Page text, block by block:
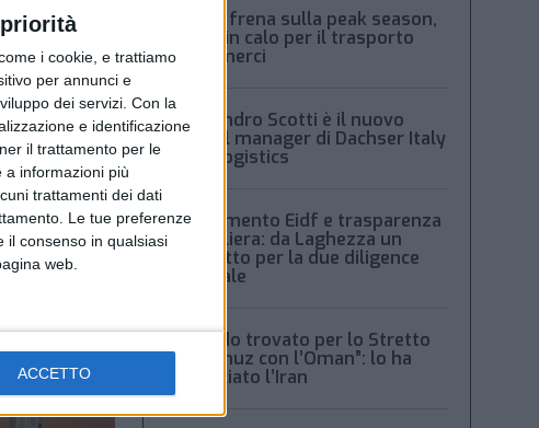
i cookie, e trattiamo
per annunci e
dei servizi. Con la
e identificazione
il trattamento per le
a informazioni più
trattamenti dei dati
Le tue preferenze
il consenso in qualsiasi
web.
ACCETTO
Xeneta frena sulla peak season,
tariffe in calo per il trasporto
aereo merci
Alessandro Scotti è il nuovo
general manager di Dachser Italy
Food Logistics
Regolamento Eidf e trasparenza
della filiera: da Laghezza un
pacchetto per la due diligence
aziendale
“Accordo trovato per lo Stretto
di Hormuz con l’Oman”: lo ha
annunciato l’Iran